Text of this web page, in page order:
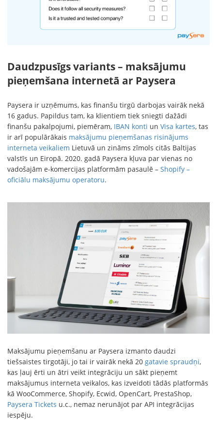
Daudzpusīgs variants – maksājumu
pieņemšana internetā ar Paysera
Paysera ir uzņēmums, kas finanšu tirgū darbojas vairāk nekā
16 gadus. Papildus tam, ka klientiem tiek sniegti dažādi
finanšu pakalpojumi, piemēram, IBAN konti un Visa kartes, tas
ir arī populārākais maksājumu pieņemšanas risinājums
interneta veikaliem Lietuvā un zināms zīmols citās Baltijas
valstīs un Eiropā. 2020. gadā Paysera kļuva par vienas no
vadošajām e-komercijas platformām pasaulē – Shopify –
oficiālu maksājumu operatoru.
Maksājumu pieņemšanu ar Paysera izmanto daudzi
tiešsaistes tirgotāji, jo tai ir vairāk nekā 20 gatavie spraudņi,
kas ļauj ērti un ātri veikt integrāciju un sākt pieņemt
maksājumus interneta veikalos, kas izveidoti tādās platformās
kā WooCommerce, Shopify, Ecwid, OpenCart, PrestaShop,
Paysera Tickets u.c., nemaz nerunājot par API integrācijas
iespēju.